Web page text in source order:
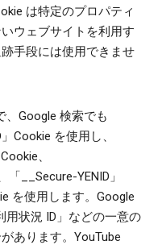
は特定のプロパティ
ウェブサイトを利用す
手段には使用できませ
、Google 検索でも
Cookie を使用し、
、
「__Secure-YENID」
を使用します。Google
用状況 ID」などの一意の
あります。YouTube